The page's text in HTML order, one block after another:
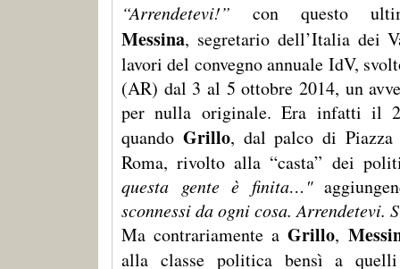
“Arrendetevi!” con questo
Messina, segretario dell’Italia dei
lavori del convegno annuale IdV,
(AR) dal 3 al 5 ottobre 2014, un
per nulla originale. Era infatti il
quando Grillo, dal palco di Piazza
Roma, rivolto alla “casta” dei
questa gente è finita…"
sconnessi da ogni cosa. Arrendetevi.
Ma contrariamente aGrillo,
alla classe politica bensì a quelli